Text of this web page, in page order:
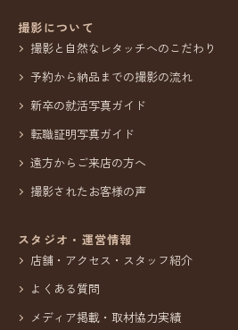
撮影について
撮影と自然なレタッチへのこだわり
予約から納品までの撮影の流れ
新卒の就活写真ガイド
転職証明写真ガイド
遠方からご来店の方へ
撮影されたお客様の声
スタジオ・運営情報
店舗・アクセス・スタッフ紹介
よくある質問
メディア掲載・取材協力実績